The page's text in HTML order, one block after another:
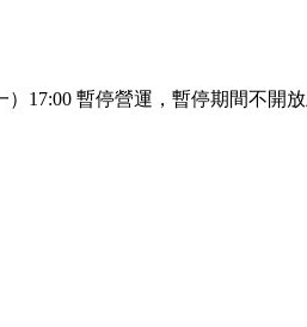
17:00 暫停營運，暫停期間不開